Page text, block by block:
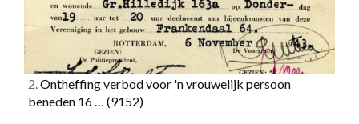
2.Ontheffing verbod voor 'n vrouwelijk persoon
beneden 16 … (9152)